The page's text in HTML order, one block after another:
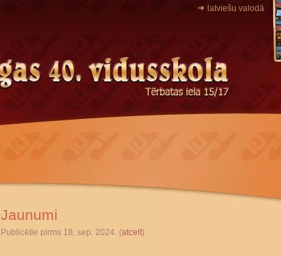
latviešu valodā
Jaunumi
Publicētie pirms 18. sep. 2024. (atcelt)